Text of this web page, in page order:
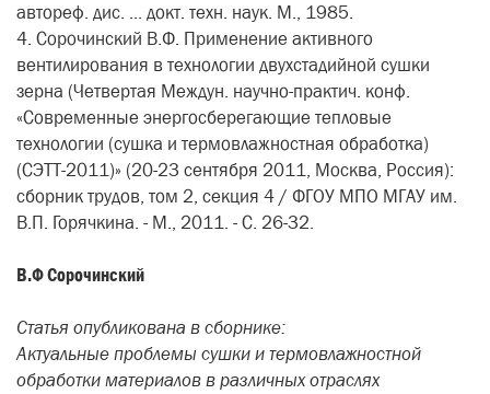
автореф. дис. ... докт. техн. наук. М., 1985.
4. Сорочинский В.Ф. Применение активного
вентилирования в технологии двухстадийной сушки
зерна (Четвертая Междун. научно-практич. конф.
«Современные энергосберегающие тепловые
технологии (сушка и термовлажностная обработка)
(СЭТТ-2011)» (20-23 сентября 2011, Москва, Россия):
сборник трудов, том 2, секция 4 / ФГОУ МПО МГАУ им.
В.П. Горячкина. - М., 2011. - С. 26-32.
В.Ф Сорочинский
Статья опубликована в сборнике:
Актуальные проблемы сушки и термовлажностной
обработки материалов в различных отраслях